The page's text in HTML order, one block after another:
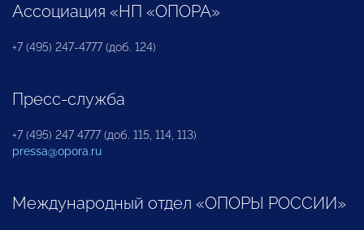
Ассоциация «НП «ОПОРА»
+7 (495) 247-4777 (доб. 124)
Пресс-служба
+7 (495) 247 4777 (доб. 115, 114, 113)
pressa@opora.ru
Международный отдел «ОПОРЫ РОССИИ»